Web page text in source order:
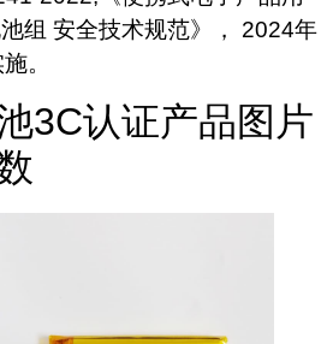
组 安全技术规范》， 2024年
。
3C认证产品图片